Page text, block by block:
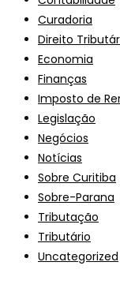
Curadoria
Direito
Economia
Finanças
Imposto de
Legislação
Negócios
Notícias
Sobre Curitiba
Sobre-Parana
Tributação
Tributário
Uncategorized